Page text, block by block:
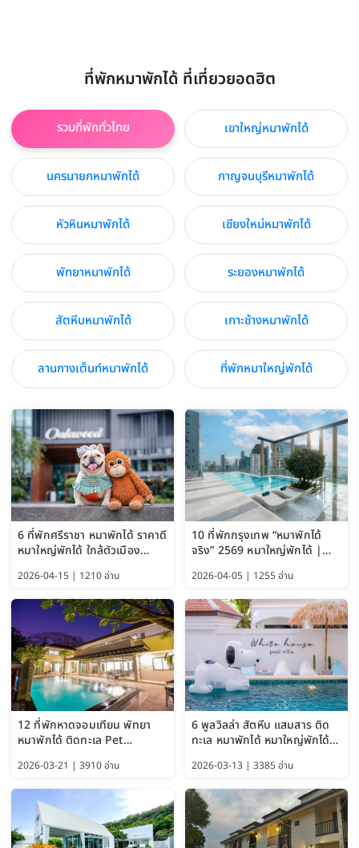
ที่พักหมาพักได้ ที่เที่ยวยอดฮิต
รวมที่พักทั่วไทย เขาใหญ่หมาพักได้
นครนายกหมาพักได้ กาญจนบุรีหมาพักได้
หัวหินหมาพักได้ เชียงใหม่หมาพักได้
พัทยาหมาพักได้ ระยองหมาพักได้
สัตหีบหมาพักได้ เกาะช้างหมาพักได้
ลานกางเต็นท์หมาพักได้ ที่พักหมาใหญ่พักได้
6 ที่พักศรีราชา หมาพักได้ ราคาดี
หมาใหญ่พักได้ ใกล้ตัวเมือง
2026-04-15 | 1210 อ่าน
10 ที่พักกรุงเทพ “หมาพักได้
จริง” 2569 หมาใหญ่พักได้ |
Bangkok อัปเดตล่าสุด
2026-04-05 | 1255 อ่าน
12 ที่พักหาดจอมเทียน พัทยา
หมาพักได้ ติดทะเล Pet
พักได้ อัปเดต 2569
2026-03-21 | 3910 อ่าน
6 พูลวิลล่า สัตหีบ แสมสาร ติด
ทะเล หมาพักได้ หมาใหญ่พักได้
2026-03-13 | 3385 อ่าน